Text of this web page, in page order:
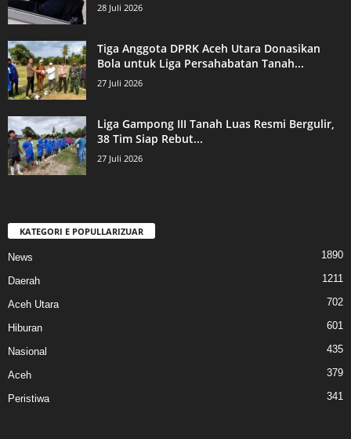
28 Juli 2026
Tiga Anggota DPRK Aceh Utara Donasikan
Bola untuk Liga Persahabatan Tanah...
27 Juli 2026
Liga Gampong III Tanah Luas Resmi Bergulir,
38 Tim Siap Rebut...
27 Juli 2026
KATEGORI E POPULLARIZUAR
News 1890
Daerah 1211
Aceh Utara 702
Hiburan 601
Nasional 435
Aceh 379
Peristiwa 341